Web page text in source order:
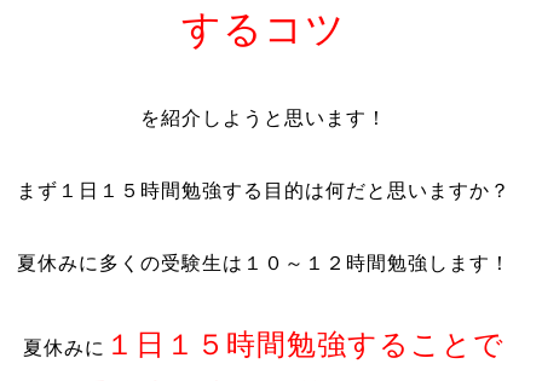
するコツ
を紹介しようと思います！
まず１日１５時間勉強する目的は何だと思いますか？
夏休みに多くの受験生は１０～１２時間勉強します！
夏休みに １日１５時間勉強することで